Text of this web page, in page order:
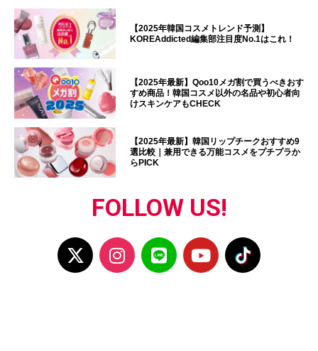
【2025年韓国コスメトレンド予測】
KOREAddicted編集部注目度No.1はこれ！
【2025年最新】Qoo10メガ割で買うべきおす
すめ商品！韓国コスメ以外の名品や初心者向
けスキンケアもCHECK
【2025年最新】韓国リップチークおすすめ9
選比較｜兼用できる万能コスメをプチプラか
らPICK
FOLLOW US!